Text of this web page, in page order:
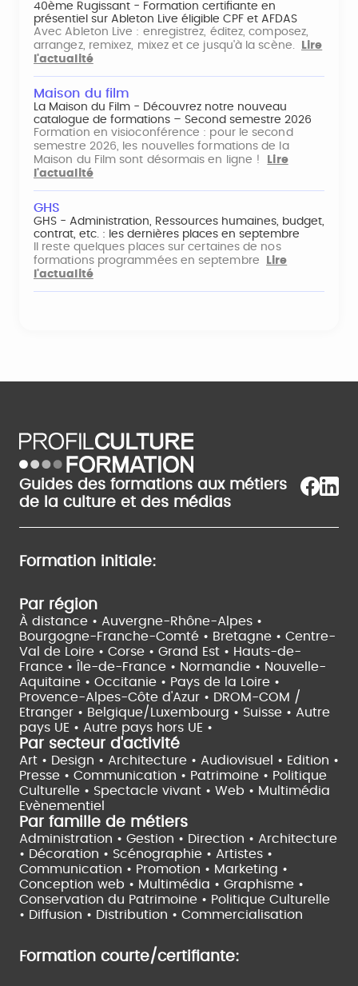
40ème Rugissant - Formation certifiante en
présentiel sur Ableton Live éligible CPF et AFDAS
Avec Ableton Live : enregistrez, éditez, composez,
arrangez, remixez, mixez et ce jusqu'à la scène.
Lire
l'actualité
Maison du film
La Maison du Film - Découvrez notre nouveau
catalogue de formations – Second semestre 2026
Formation en visioconférence : pour le second
semestre 2026, les nouvelles formations de la
Maison du Film sont désormais en ligne !
Lire
l'actualité
GHS
GHS - Administration, Ressources humaines, budget,
contrat, etc. : les dernières places en septembre
Il reste quelques places sur certaines de nos
formations programmées en septembre
Lire
l'actualité
Guides des formations aux métiers
de la culture et des médias
Formation initiale:
Par région
À distance • Auvergne-Rhône-Alpes •
Bourgogne-Franche-Comté • Bretagne • Centre-
Val de Loire • Corse • Grand Est • Hauts-de-
France •
Île-de-France • Normandie • Nouvelle-
Aquitaine • Occitanie • Pays de la Loire •
Provence-Alpes-Côte d'Azur • DROM-COM /
Etranger • Belgique/Luxembourg • Suisse • Autre
pays UE • Autre pays hors UE •
Par secteur d'activité
Art • Design • Architecture • Audiovisuel • Edition •
Presse • Communication • Patrimoine • Politique
Culturelle • Spectacle vivant • Web • Multimédia
Evènementiel
Par famille de métiers
Administration • Gestion • Direction • Architecture
• Décoration • Scénographie • Artistes •
Communication • Promotion • Marketing •
Conception web • Multimédia • Graphisme •
Conservation du Patrimoine • Politique Culturelle
• Diffusion • Distribution • Commercialisation
Formation courte/certifiante: